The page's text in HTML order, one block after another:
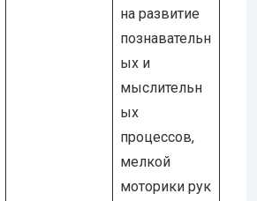
на развитие
познавательн
ых и
мыслительн
ых
процессов,
мелкой
моторики рук